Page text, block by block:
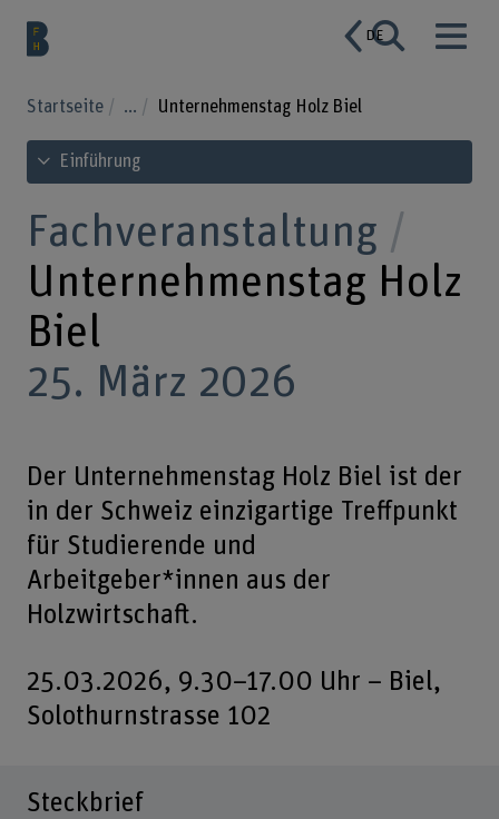
DE
Startseite ... Unternehmenstag Holz Biel
Inhaltsverzeichnis ansehen
Einführung
Fachveranstaltung
Unternehmenstag Holz
Biel
25. März 2026
Der Unternehmenstag Holz Biel ist der
in der Schweiz einzigartige Treffpunkt
für Studierende und
Arbeitgeber*innen aus der
Holzwirtschaft.
25.03.2026, 9.30–17.00 Uhr – Biel,
Solothurnstrasse 102
Steckbrief